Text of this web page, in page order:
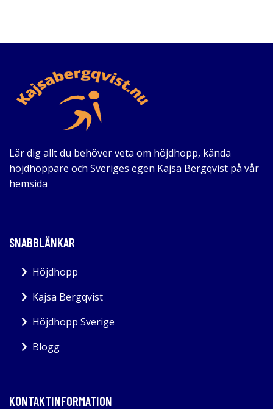
Lär dig allt du behöver veta om höjdhopp, kända
höjdhoppare och Sveriges egen Kajsa Bergqvist på vår
hemsida
SNABBLÄNKAR
Höjdhopp
Kajsa Bergqvist
Höjdhopp Sverige
Blogg
KONTAKTINFORMATION